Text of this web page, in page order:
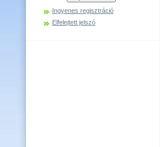
Ingyenes regisztráció
Elfelejtett jelszó